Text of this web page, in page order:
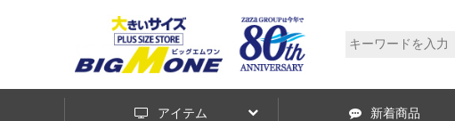
アイテム 新着商品